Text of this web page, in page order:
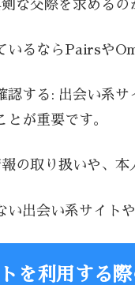
な交際を求める
いるならPairsや
認する: 出会い系
が重要です。
の取り扱いや、
い出会い系サイト
を利用する